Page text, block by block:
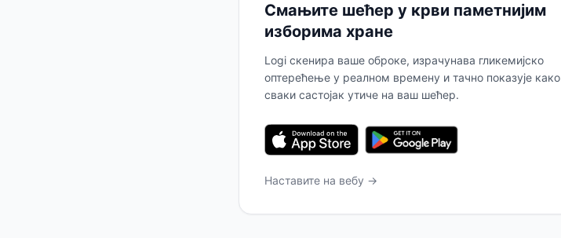
Смањите шећер у крви паметнијим
изборима хране
Logi скенира ваше оброке, израчунава гликемијско
оптерећење у реалном времену и тачно показује како
сваки састојак утиче на ваш шећер.
Наставите на вебу →